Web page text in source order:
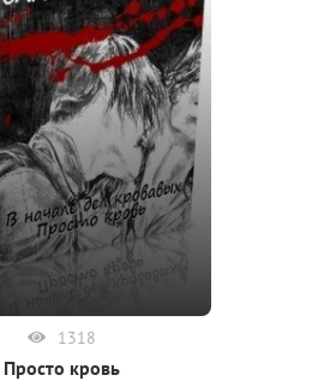
1318
Просто кровь